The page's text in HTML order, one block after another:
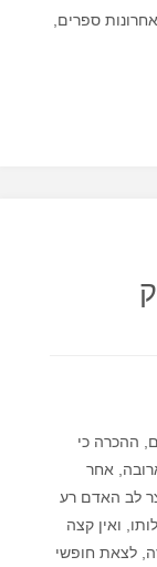
אחרונות ספרים,
ההכרה כי
אחר
לב האדם רע
ואין קצה
לצאת חופשי